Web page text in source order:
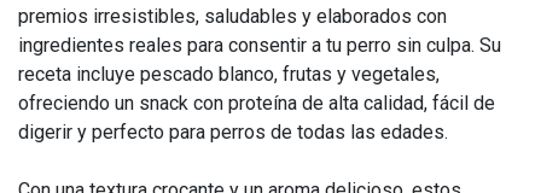
premios irresistibles, saludables y elaborados con
ingredientes reales para consentir a tu perro sin culpa. Su
receta incluye pescado blanco, frutas y vegetales,
ofreciendo un snack con proteína de alta calidad, fácil de
digerir y perfecto para perros de todas las edades.